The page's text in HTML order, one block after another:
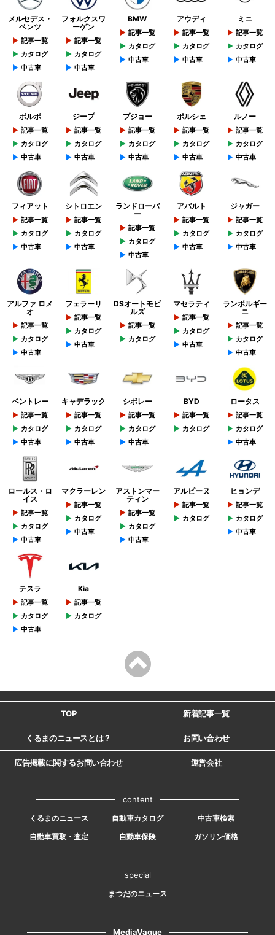
メルセデス・
ベンツ
記事一覧
カタログ
中古車
フォルクスワ
ーゲン
記事一覧
カタログ
中古車
BMW
記事一覧
カタログ
中古車
アウディ
記事一覧
カタログ
中古車
ミニ
記事一覧
カタログ
中古車
ボルボ
記事一覧
カタログ
中古車
ジープ
記事一覧
カタログ
中古車
プジョー
記事一覧
カタログ
中古車
ポルシェ
記事一覧
カタログ
中古車
ルノー
記事一覧
カタログ
中古車
フィアット
記事一覧
カタログ
中古車
シトロエン
記事一覧
カタログ
中古車
ランドローバ
ー
記事一覧
カタログ
中古車
アバルト
記事一覧
カタログ
中古車
ジャガー
記事一覧
カタログ
中古車
アルファ ロメ
オ
記事一覧
カタログ
中古車
フェラーリ
記事一覧
カタログ
中古車
DSオートモビ
ルズ
記事一覧
カタログ
マセラティ
記事一覧
カタログ
中古車
ランボルギー
ニ
記事一覧
カタログ
中古車
ベントレー
記事一覧
カタログ
中古車
キャデラック
記事一覧
カタログ
中古車
シボレー
記事一覧
カタログ
中古車
BYD
記事一覧
カタログ
ロータス
記事一覧
カタログ
中古車
ロールス・ロ
イス
記事一覧
カタログ
中古車
マクラーレン
記事一覧
カタログ
中古車
アストンマー
ティン
記事一覧
カタログ
中古車
アルピーヌ
記事一覧
カタログ
ヒョンデ
記事一覧
カタログ
中古車
テスラ
記事一覧
カタログ
中古車
Kia
記事一覧
カタログ
TOP 新着記事一覧
くるまのニュースとは？ お問い合わせ
広告掲載に関するお問い合わせ 運営会社
content
くるまのニュース 自動車カタログ
中古車検索
自動車買取・査定
自動車保険 ガソリン価格
special
まつだのニュース
MediaVague